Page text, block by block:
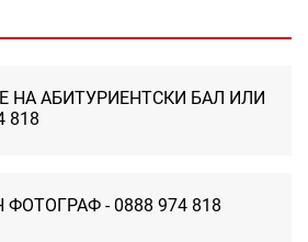
НА АБИТУРИЕНТСКИ БАЛ ИЛИ
818
- 0888 974 818